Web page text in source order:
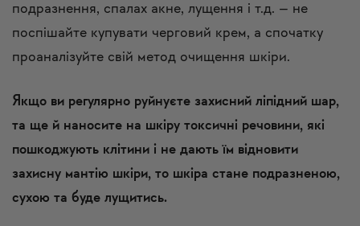
подразнення, спалах акне, лущення і т.д. – не
поспішайте купувати черговий крем, а спочатку
проаналізуйте свій метод очищення шкіри.
Якщо ви регулярно руйнуєте захисний ліпідний шар,
та ще й наносите на шкіру токсичні речовини, які
пошкоджують клітини і не дають їм відновити
захисну мантію шкіри, то шкіра стане подразненою,
сухою та буде лущитись.